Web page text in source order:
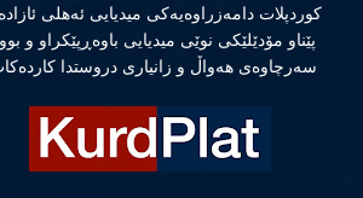
كوردپلات دامەزراوەیەكی میدیایی ئەهلی
پێناو مۆدێلێكی نوێی میدیایی باوەڕپێكراو و
سەرچاوەی هەواڵ و زانیاری دروستدا